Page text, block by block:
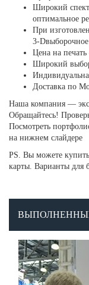
Широкий
оптимальное
При
3-
Цена на
Широкий
Доставка по
Наша компания —
Обращайтесь!
Посмотреть
на нижнем слайдере
PS. Вы можете
карты. Варианты для